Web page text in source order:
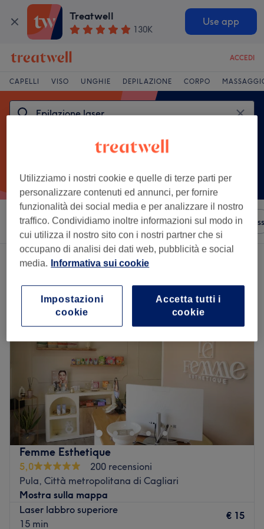
Treatwell
130K
Use app
ACCEDI
CAPELLI VISO UNGHIE DEPILAZIONE CORPO
Ordina per Qualsiasi prezzo Saloni Offerte Express
Un salone che offre:
epilazione laser a Pula, Città metropolitana di Cagliari
Femme Esthetique
5,0
200 recensioni
Pula, Città metropolitana di Cagliari
Mostra sulla mappa
Laser labbro superiore
15 min
€ 15
Utilizziamo i nostri cookie e quelle di terze parti per
personalizzare contenuti ed annunci, per fornire
funzionalità dei social media e per analizzare il nostro
traffico. Condividiamo inoltre informazioni sul modo in
cui utilizza il nostro sito con i nostri partner che si
occupano di analisi dei dati web, pubblicità e social
media.
Informativa sui cookie
Accetta tutti i
cookie
Impostazioni
cookie